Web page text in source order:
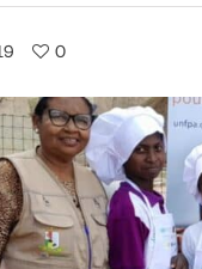
0